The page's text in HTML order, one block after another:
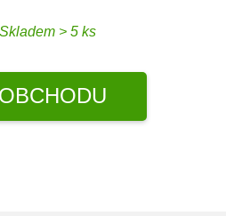
Skladem > 5 ks